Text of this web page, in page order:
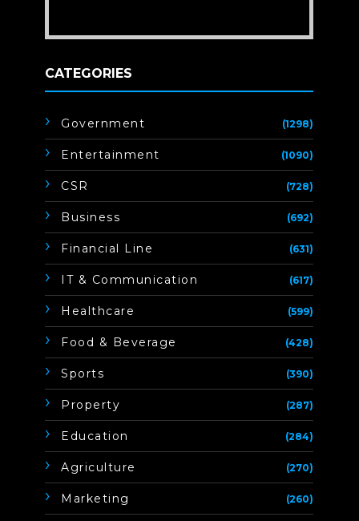
CATEGORIES
Government (1298)
Entertainment (1090)
CSR (728)
Business (692)
Financial Line (631)
IT & Communication (617)
Healthcare (599)
Food & Beverage (428)
Sports (390)
Property (287)
Education (284)
Agriculture (270)
Marketing (260)